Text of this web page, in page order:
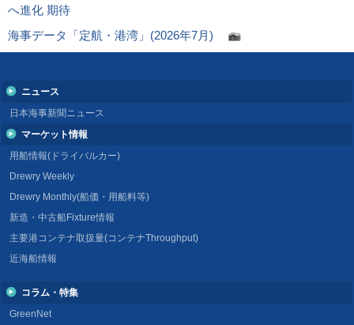
へ進化 期待
海事データ「定航・港湾」(2026年7月)
ニュース
日本海事新聞ニュース
マーケット情報
用船情報(ドライバルカー)
Drewry Weekly
Drewry Monthly(船価・用船料等)
新造・中古船Fixture情報
主要港コンテナ取扱量(コンテナThroughput)
近海船情報
コラム・特集
GreenNet